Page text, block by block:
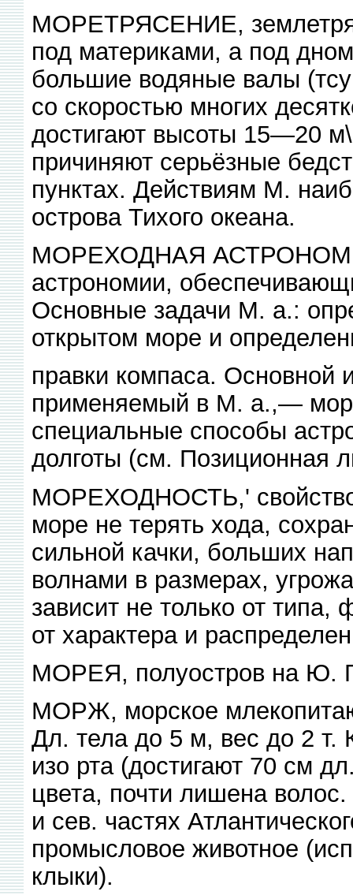
МОРЕТРЯСЕНИЕ,
под материками, а под
большие водяные валы
со скоростью многих
достигают высоты 15—20
причиняют серьёзные
пунктах. Действиям М.
острова Тихого океана.
МОРЕХОДНАЯ
астрономии,
Основные задачи М. а.:
открытом море и
правки компаса. Основной
применяемый в М. а.,—
специальные способы
долготы (см. Позиционная
МОРЕХОДНОСТЬ,' свойство
море не терять хода,
сильной качки, больших
волнами в размерах,
зависит не только от
от характера и
МОРЕЯ, полуостров на Ю.
МОРЖ, морское
Дл. тела до 5 м, вес до 2 т.
изо рта (достигают 70 см
цвета, почти лишена
и сев. частях
промысловое животное
клыки).